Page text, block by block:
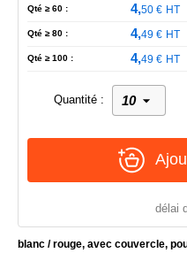
blanc / rouge, avec couvercle,
Qté ≥ 60 : 4,50€ HT
Qté ≥ 80 : 4,49€ HT
Qté ≥ 100 : 4,49€ HT
Quantité :
délai